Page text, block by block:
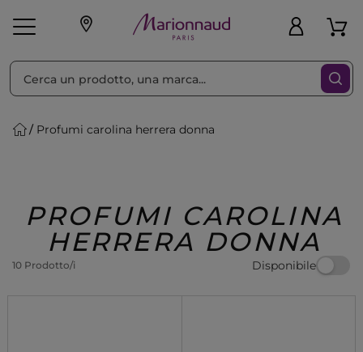
Make-up Profumi
Regalo
Profumi carolina herrera donna
PROFUMI CAROLINA
HERRERA DONNA
10 Prodotto/i Disponibile
Ordina per Filtra